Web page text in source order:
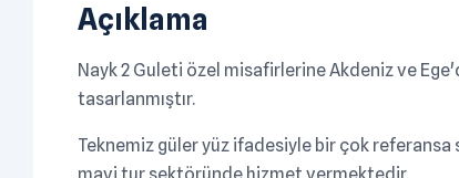
Açıklama
Nayk 2 Guleti özel misafirlerine Akdeniz ve
tasarlanmıştır.
Teknemiz güler yüz ifadesiyle bir çok referansa